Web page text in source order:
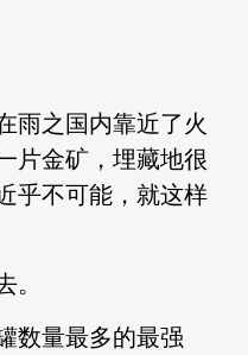
雨之国内靠近了火
片金矿，埋藏地很
乎不可能，就这样
。
数量最多的最强